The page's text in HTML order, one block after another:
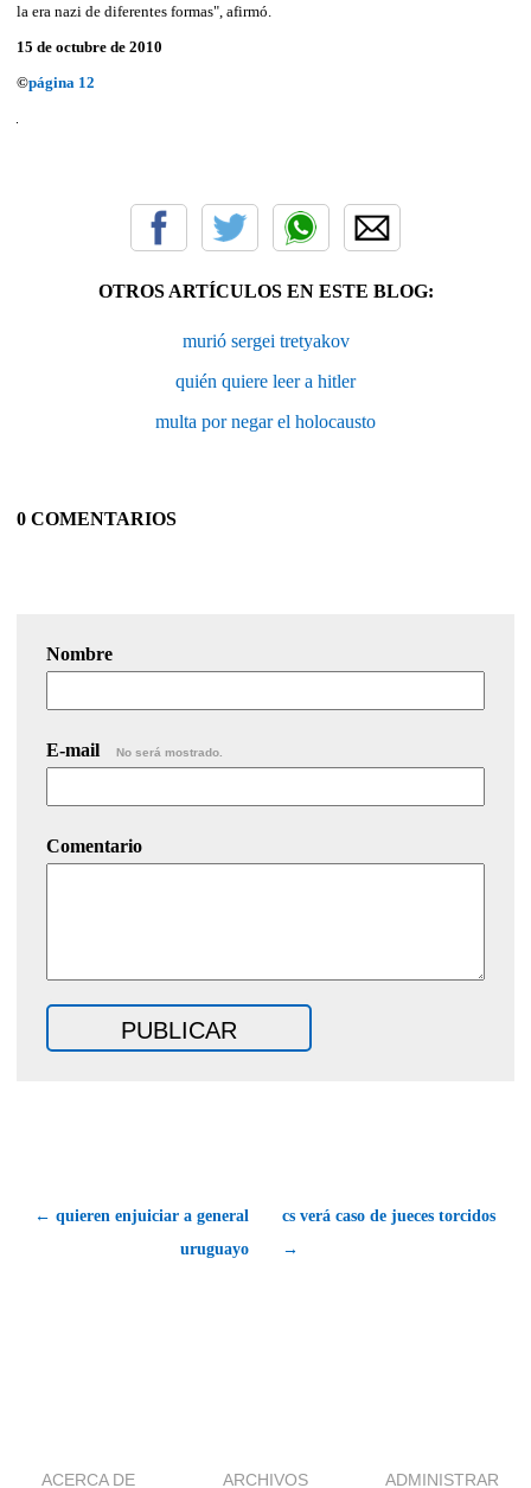
la era nazi de diferentes formas", afirmó.
15 de octubre de 2010
©página 12
OTROS ARTÍCULOS EN ESTE BLOG:
murió sergei tretyakov
quién quiere leer a hitler
multa por negar el holocausto
0 COMENTARIOS
Nombre
E-mail No será mostrado.
Comentario
← quieren enjuiciar a general
uruguayo
cs verá caso de jueces torcidos
→
ACERCA DE ARCHIVOS ADMINISTRAR